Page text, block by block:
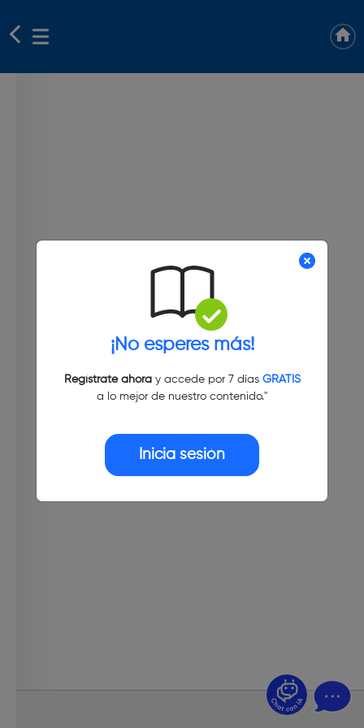
¡No esperes más!
Regístrate ahoray accede por 7 días GRATIS
a lo mejor de nuestro contenido."
Inicia sesión